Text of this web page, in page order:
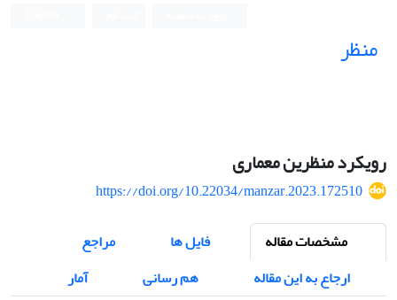
منظر
رویکرد منظرین معماری
https://doi.org/10.22034/manzar.2023.172510
مشخصات مقاله
فایل ها
مراجع
ارجاع به این مقاله
هم رسانی
آمار